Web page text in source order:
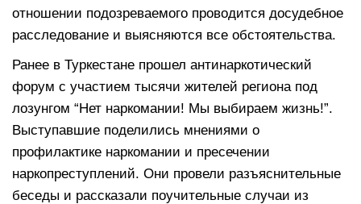
отношении подозреваемого проводится досудебное
расследование и выясняются все обстоятельства.
Ранее в Туркестане прошел антинаркотический
форум с участием тысячи жителей региона под
лозунгом “Нет наркомании! Мы выбираем жизнь!”.
Выступавшие поделились мнениями о
профилактике наркомании и пресечении
наркопреступлений. Они провели разъяснительные
беседы и рассказали поучительные случаи из